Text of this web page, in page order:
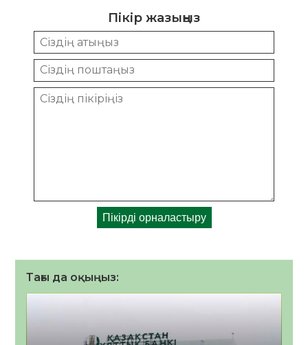
Пікір жазыңыз
Тағы да оқыңыз: